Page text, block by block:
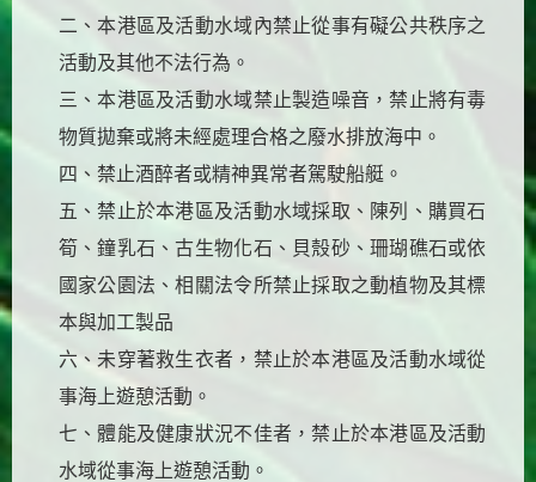
二、本港區及活動水域內禁止從事有礙公共秩序之
活動及其他不法行為。
三、本港區及活動水域禁止製造噪音，禁止將有毒
物質拋棄或將未經處理合格之廢水排放海中。
四、禁止酒醉者或精神異常者駕駛船艇。
五、禁止於本港區及活動水域採取、陳列、購買石
筍、鐘乳石、古生物化石、貝殼砂、珊瑚礁石或依
國家公園法、相關法令所禁止採取之動植物及其標
本與加工製品
六、未穿著救生衣者，禁止於本港區及活動水域從
事海上遊憩活動。
七、體能及健康狀況不佳者，禁止於本港區及活動
水域從事海上遊憩活動。